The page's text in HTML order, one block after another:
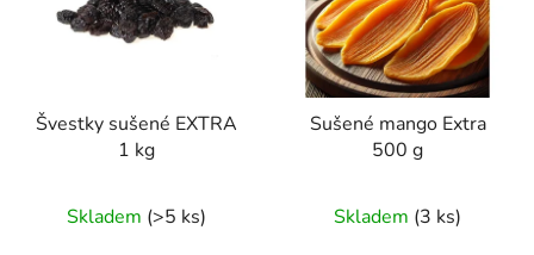
Švestky sušené EXTRA
1 kg
hodnocení
Skladem (>5 ks)
Sušené mango Extra
500 g
hodnocení
Skladem (3 ks)